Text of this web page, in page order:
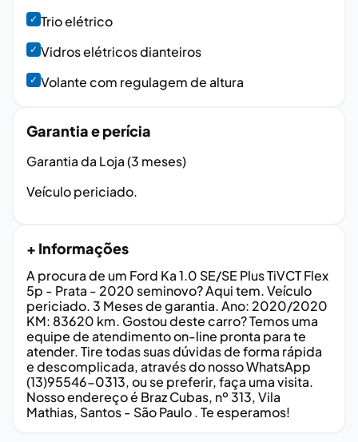
✓ Trio elétrico
✓ Vidros elétricos dianteiros
✓ Volante com regulagem de altura
Garantia e perícia
Garantia da Loja (3 meses)
Veículo periciado.
+ Informações
A procura de um Ford Ka 1.0 SE/SE Plus TiVCT Flex
5p - Prata - 2020 seminovo? Aqui tem. Veículo
periciado. 3 Meses de garantia. Ano: 2020/2020
KM: 83620 km. Gostou deste carro? Temos uma
equipe de atendimento on-line pronta para te
atender. Tire todas suas dúvidas de forma rápida
e descomplicada, através do nosso WhatsApp
(13)95546-0313, ou se preferir, faça uma visita.
Nosso endereço é Braz Cubas, nº 313, Vila
Mathias, Santos - São Paulo . Te esperamos!